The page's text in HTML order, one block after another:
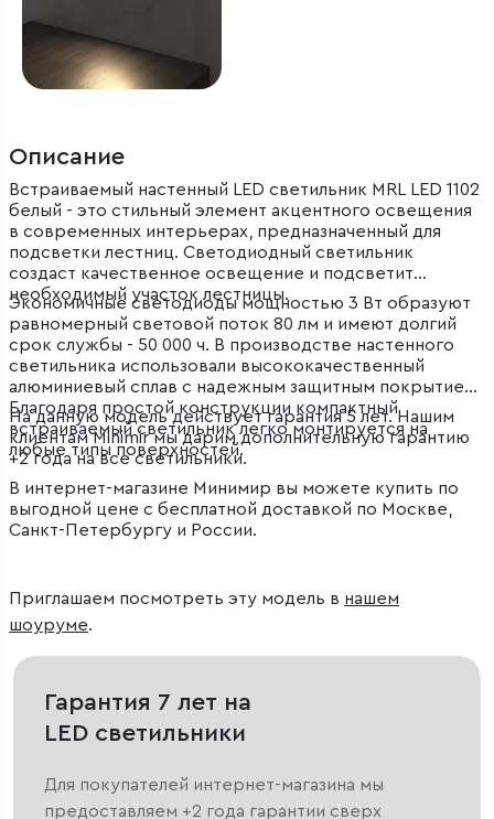
Описание
Встраиваемый настенный LED светильник MRL LED 1102
белый - это стильный элемент акцентного освещения
в современных интерьерах, предназначенный для
подсветки лестниц. Светодиодный светильник
создаст качественное освещение и подсветит
необходимый участок лестницы.
Экономичные светодиоды мощностью 3 Вт образуют
равномерный световой поток 80 лм и имеют долгий
срок службы - 50 000 ч. В производстве настенного
светильника использовали высококачественный
алюминиевый сплав с надежным защитным покрытием.
Благодаря простой конструкции компактный
встраиваемый светильник легко монтируется на
любые типы поверхностей.
На данную модель действует гарантия 5 лет. Нашим
клиентам Minimir мы дарим дополнительную гарантию
+2 года на все светильники.
В интернет-магазине Минимир вы можете купить по
выгодной цене с бесплатной доставкой по Москве,
Санкт-Петербургу и России.
Приглашаем посмотреть эту модель в нашем
шоуруме.
Гарантия 7 лет на
LED светильники
Для покупателей интернет-магазина мы
предоставляем +2 года гарантии сверх